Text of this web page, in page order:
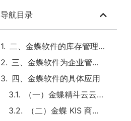
导航目录
二、金蝶软件的库存管理功能
三、金蝶软件为企业管理带来的便利
四、金蝶软件的具体应用
（一）金蝶精斗云云进销存
（二）金蝶 KIS 商贸版